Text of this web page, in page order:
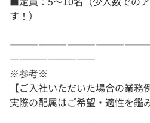
す！）
―――――――――
※参考※
【ご入社いただいた場合の業務
実際の配属はご希望・適性を鑑